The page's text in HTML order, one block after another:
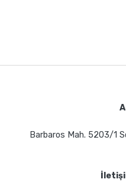
Barbaros Mah. 5203/1